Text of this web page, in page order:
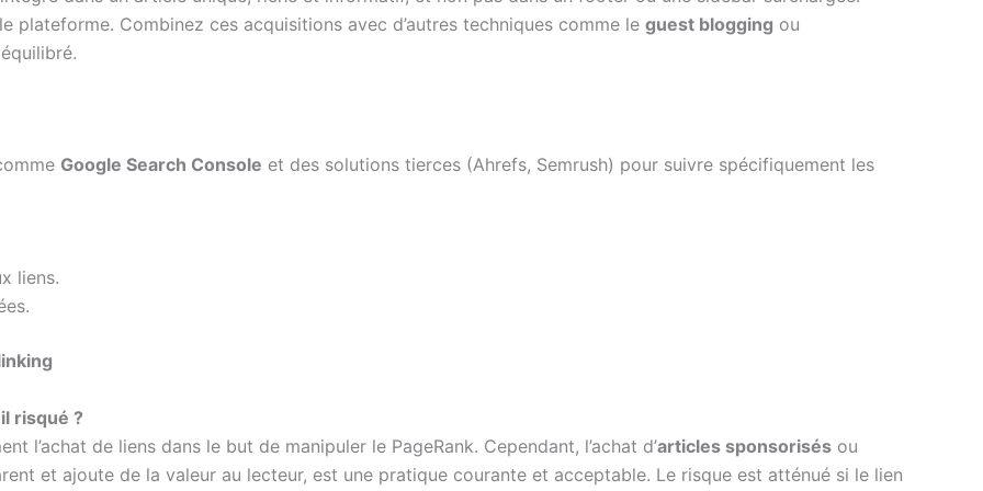
plateforme. Combinez ces acquisitions avec d’autres techniques comme le guest blogging ou
Google Search Console et des solutions tierces (Ahrefs, Semrush) pour suivre spécifiquement les
liens.
risqué ?
l’achat de liens dans le but de manipuler le PageRank. Cependant, l’achat d’articles sponsorisés ou
et ajoute de la valeur au lecteur, est une pratique courante et acceptable. Le risque est atténué si le lien